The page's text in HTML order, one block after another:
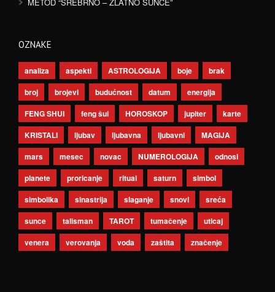
OZNAKE
analiza aspekti ASTROLOGIJA boje
brak
broj
brojevi budućnost datum
energija
FENG SHUI
feng šui HOROSKOP jupiter
karte
KRISTALI
ljubav ljubavna ljubavni
MAGIJA
mars
mesec novac NUMEROLOGIJA
odnosi
planete
proricanje ritual saturn
simbol
simbolika
sinastrija slaganje snovi
sreća
sunce
talisman TAROT tumačenje
uticaj
venera
verovanja voda zaštita značenje